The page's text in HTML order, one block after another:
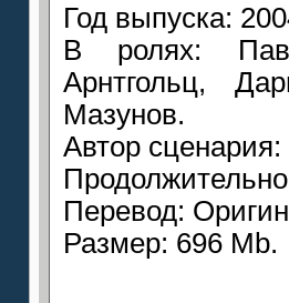
Год выпуска:
В ролях:
Арнтгольц,
Мазунов.
Автор
Перевод:
Размер: 696 Mb.